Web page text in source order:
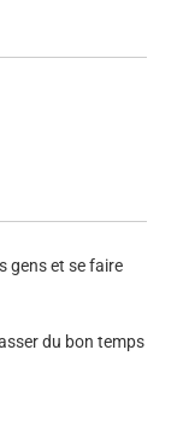
gens et se faire
du bon temps